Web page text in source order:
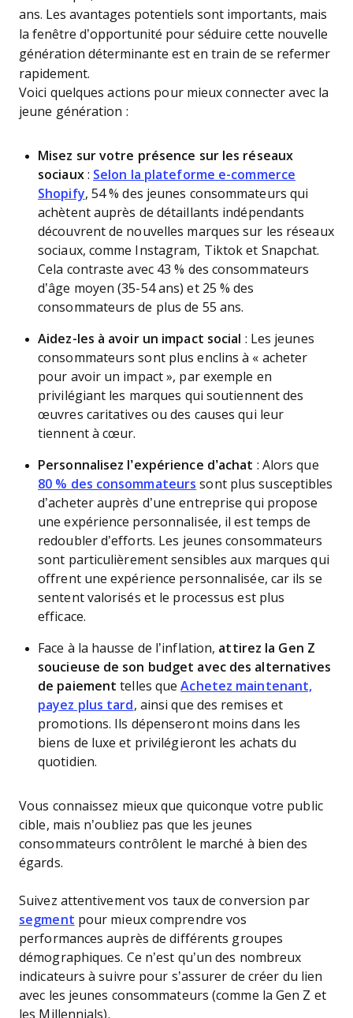
ans. Les avantages potentiels sont importants, mais
la fenêtre d’opportunité pour séduire cette nouvelle
génération déterminante est en train de se refermer
rapidement.
Voici quelques actions pour mieux connecter avec la
jeune génération :
Misez sur votre présence sur les réseaux
sociaux: Selon la plateforme e-commerce
Shopify, 54 % des jeunes consommateurs qui
achètent auprès de détaillants indépendants
découvrent de nouvelles marques sur les réseaux
sociaux, comme Instagram, Tiktok et Snapchat.
Cela contraste avec 43 % des consommateurs
d’âge moyen (35-54 ans) et 25 % des
consommateurs de plus de 55 ans.
Aidez-les à avoir un impact social : Les jeunes
consommateurs sont plus enclins à « acheter
pour avoir un impact », par exemple en
privilégiant les marques qui soutiennent des
œuvres caritatives ou des causes qui leur
tiennent à cœur.
Personnalisez l’expérience d’achat : Alors que
80 % des consommateurs sont plus susceptibles
d’acheter auprès d’une entreprise qui propose
une expérience personnalisée, il est temps de
redoubler d’efforts. Les jeunes consommateurs
sont particulièrement sensibles aux marques qui
offrent une expérience personnalisée, car ils se
sentent valorisés et le processus est plus
efficace.
Face à la hausse de l’inflation, attirez la Gen Z
soucieuse de son budget avec des alternatives
de paiement telles queAchetez maintenant,
payez plus tard , ainsi que des remises et
promotions. Ils dépenseront moins dans les
biens de luxe et privilégieront les achats du
quotidien.
Vous connaissez mieux que quiconque votre public
cible, mais n’oubliez pas que les jeunes
consommateurs contrôlent le marché à bien des
égards.
Suivez attentivement vos taux de conversion par
segment pour mieux comprendre vos
performances auprès de différents groupes
démographiques. Ce n’est qu’un des nombreux
indicateurs à suivre pour s’assurer de créer du lien
avec les jeunes consommateurs (comme la Gen Z et
les Millennials).